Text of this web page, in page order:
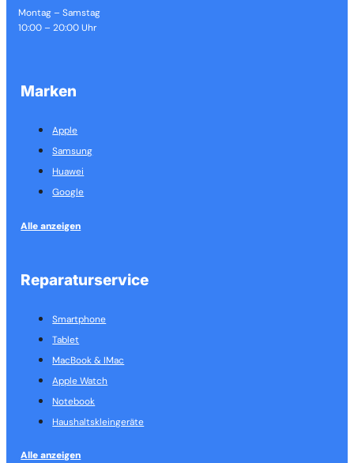
Montag – Samstag
10:00 – 20:00 Uhr
Marken
Apple
Samsung
Huawei
Google
Alle anzeigen
Reparaturservice
Smartphone
Tablet
MacBook & IMac
Apple Watch
Notebook
Haushalts­kleingeräte
Alle anzeigen